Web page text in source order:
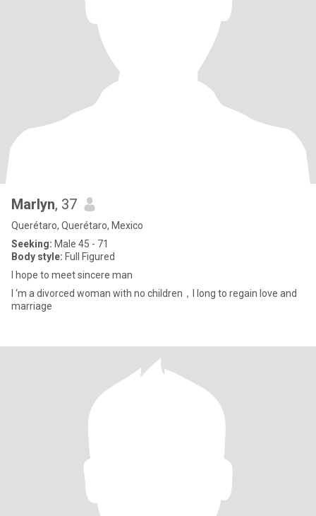
Marlyn, 37
Querétaro, Querétaro, Mexico
Seeking: Male 45 - 71
Body style: Full Figured
I hope to meet sincere man
I ‘m a divorced woman with no children，I long to regain love and
marriage